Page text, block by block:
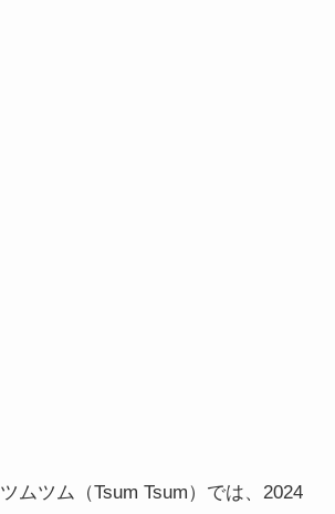
ムツム（Tsum Tsum）では、2024